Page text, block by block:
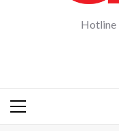
Hotline
Primary